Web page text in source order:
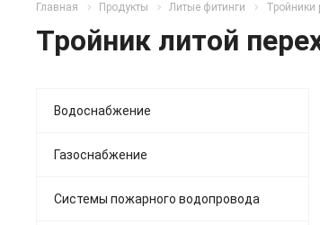
Главная Продукты Литые фитинги Тройники
Тройник литой
Водоснабжение
Газоснабжение
Системы пожарного водопровода